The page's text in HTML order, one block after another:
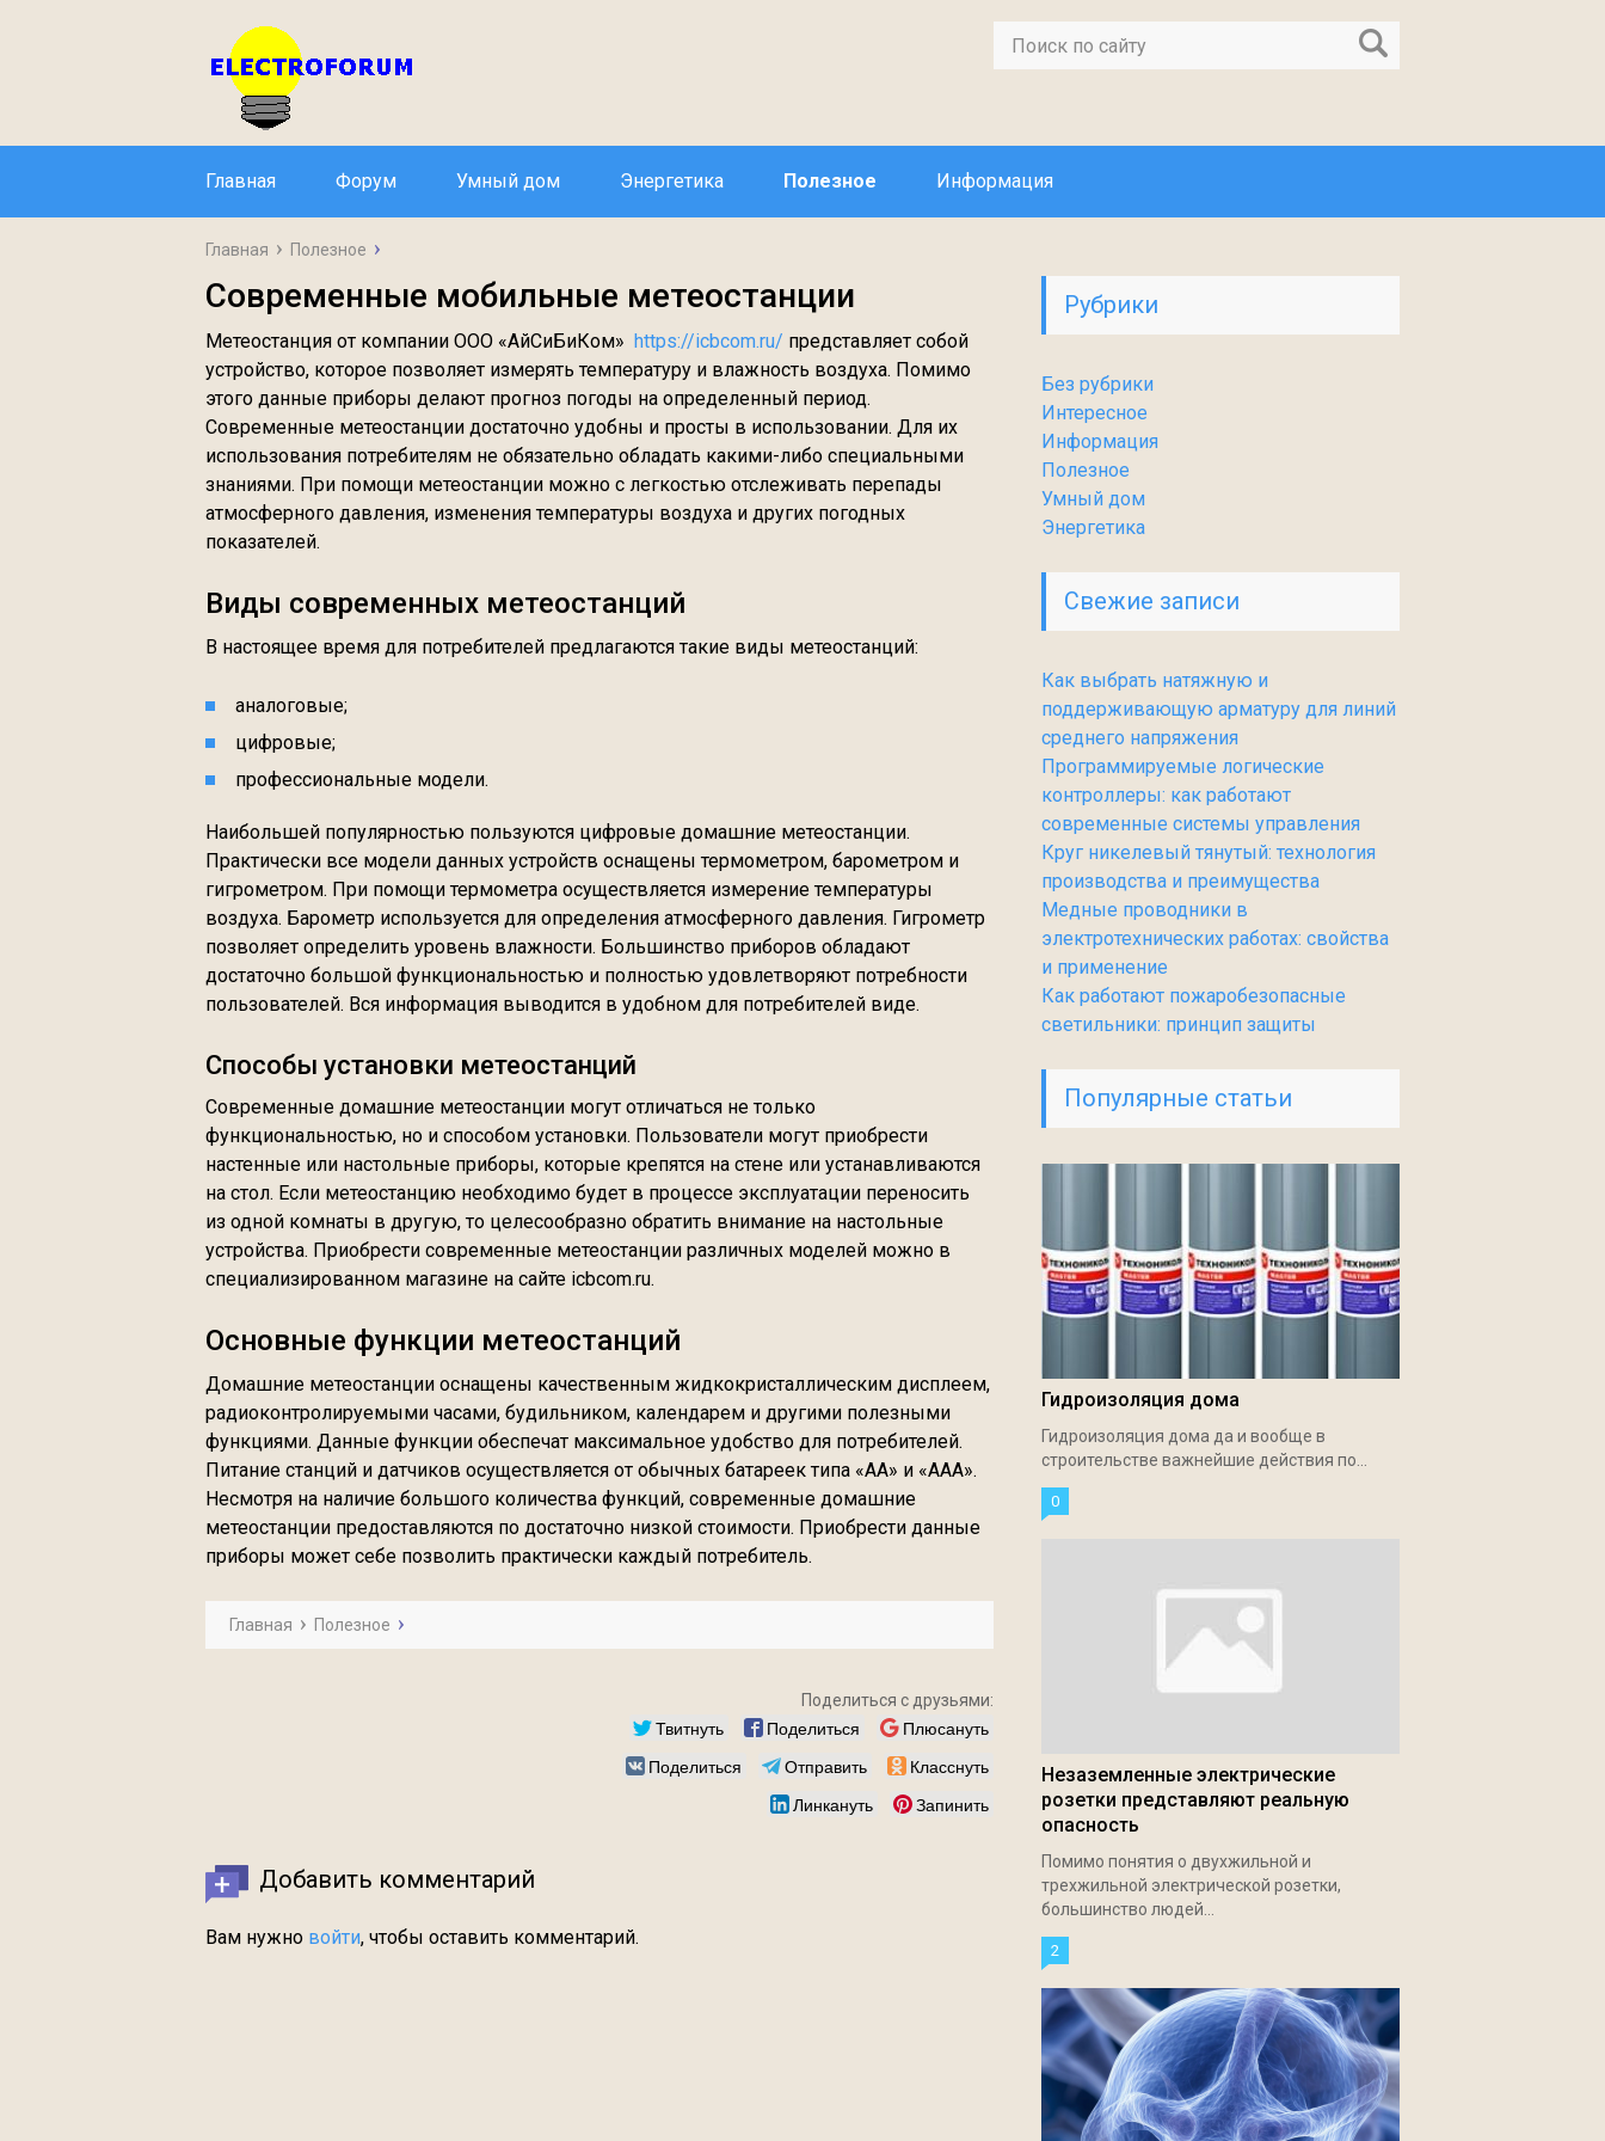
Главная Форум Умный дом Энергетика Полезное Информация
Главная Полезное
Современные мобильные метеостанции
Метеостанция от компании ООО «АйСиБиКом» https://icbcom.ru/ представляет собой
устройство, которое позволяет измерять температуру и влажность воздуха. Помимо
этого данные приборы делают прогноз погоды на определенный период.
Современные метеостанции достаточно удобны и просты в использовании. Для их
использования потребителям не обязательно обладать какими-либо специальными
знаниями. При помощи метеостанции можно с легкостью отслеживать перепады
атмосферного давления, изменения температуры воздуха и других погодных
показателей.
Виды современных метеостанций
В настоящее время для потребителей предлагаются такие виды метеостанций:
аналоговые;
цифровые;
профессиональные модели.
Наибольшей популярностью пользуются цифровые домашние метеостанции.
Практически все модели данных устройств оснащены термометром, барометром и
гигрометром. При помощи термометра осуществляется измерение температуры
воздуха. Барометр используется для определения атмосферного давления. Гигрометр
позволяет определить уровень влажности. Большинство приборов обладают
достаточно большой функциональностью и полностью удовлетворяют потребности
пользователей. Вся информация выводится в удобном для потребителей виде.
Способы установки метеостанций
Современные домашние метеостанции могут отличаться не только
функциональностью, но и способом установки. Пользователи могут приобрести
настенные или настольные приборы, которые крепятся на стене или устанавливаются
на стол. Если метеостанцию необходимо будет в процессе эксплуатации переносить
из одной комнаты в другую, то целесообразно обратить внимание на настольные
устройства. Приобрести современные метеостанции различных моделей можно в
специализированном магазине на сайте icbcom.ru.
Основные функции метеостанций
Домашние метеостанции оснащены качественным жидкокристаллическим дисплеем,
радиоконтролируемыми часами, будильником, календарем и другими полезными
функциями. Данные функции обеспечат максимальное удобство для потребителей.
Питание станций и датчиков осуществляется от обычных батареек типа «АА» и «ААА».
Несмотря на наличие большого количества функций, современные домашние
метеостанции предоставляются по достаточно низкой стоимости. Приобрести данные
приборы может себе позволить практически каждый потребитель.
Главная Полезное
Поделиться с друзьями:
Твитнуть Поделиться
Плюсануть
Поделиться
Отправить
Класснуть
Линкануть
Запинить
Добавить комментарий
Вам нужно войти, чтобы оставить комментарий.
Рубрики
Без рубрики
Интересное
Информация
Полезное
Умный дом
Энергетика
Свежие записи
Как выбрать натяжную и
поддерживающую арматуру для линий
среднего напряжения
Программируемые логические
контроллеры: как работают
современные системы управления
Круг никелевый тянутый: технология
производства и преимущества
Медные проводники в
электротехнических работах: свойства
и применение
Как работают пожаробезопасные
светильники: принцип защиты
Популярные статьи
Гидроизоляция дома
Гидроизоляция дома да и вообще в
строительстве важнейшие действия по...
0
Незаземленные электрические
розетки представляют реальную
опасность
Помимо понятия о двухжильной и
трехжильной электрической розетки,
большинство людей...
2